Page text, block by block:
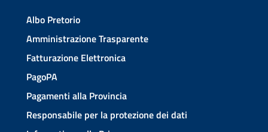
Albo Pretorio
Amministrazione Trasparente
Fatturazione Elettronica
PagoPA
Pagamenti alla Provincia
Responsabile per la protezione dei dati